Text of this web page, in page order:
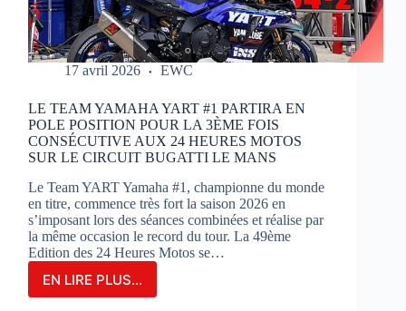
17 avril 2026 EWC
LE TEAM YAMAHA YART #1 PARTIRA EN
POLE POSITION POUR LA 3ÈME FOIS
CONSÉCUTIVE AUX 24 HEURES MOTOS
SUR LE CIRCUIT BUGATTI LE MANS
Le Team YART Yamaha #1, championne du monde
en titre, commence très fort la saison 2026 en
s’imposant lors des séances combinées et réalise par
la même occasion le record du tour. La 49ème
Edition des 24 Heures Motos se…
EN LIRE PLUS...
LE